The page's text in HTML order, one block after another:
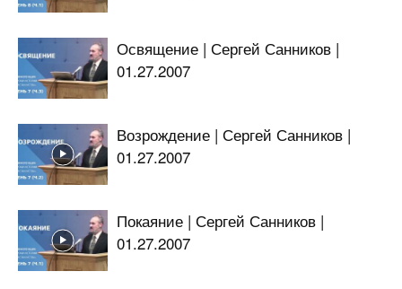
Освящение | Сергей Санников |
01.27.2007
Возрождение | Сергей Санников |
01.27.2007
Покаяние | Сергей Санников |
01.27.2007